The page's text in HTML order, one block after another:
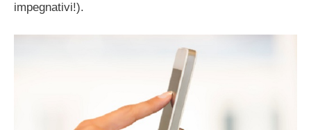
impegnativi!).